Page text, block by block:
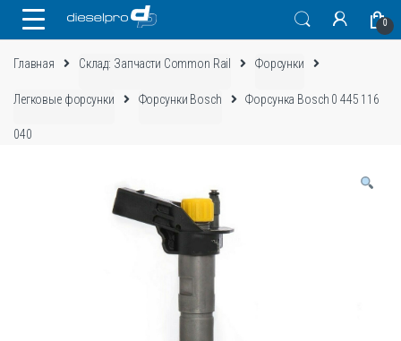
0
Главная Склад: Запчасти Common Rail Форсунки
Легковые форсунки Форсунки Bosch Форсунка Bosch 0 445 116
040